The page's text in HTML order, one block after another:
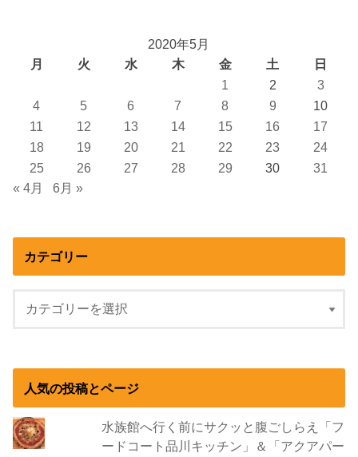
2020年5月
月
火 水 木 金 土
日
1
2
3
4
5 6 7 8 9
10
11
12 13 14 15 16
17
18
19 20 21 22 23
24
25
26 27 28 29 30
31
« 4月
6月 »
カテゴリー
人気の投稿とページ
水族館へ行く前にサクッと腹ごしらえ「フ
ードコート品川キッチン」＆「アクアパー